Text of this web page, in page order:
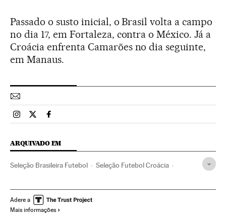
Passado o susto inicial, o Brasil volta a campo
no dia 17, em Fortaleza, contra o México. Já a
Croácia enfrenta Camarões no dia seguinte,
em Manaus.
Esportes El País Brasil en Instagram
Esportes El País Brasil en Twitter
Esportes El País Brasil en Facebook
ARQUIVADO EM
Seleção Brasileira Futebol Seleção Futebol Croácia
Copa do Mundo Futebol Estado São Paulo
América do Sul
Adere a
Mais informações